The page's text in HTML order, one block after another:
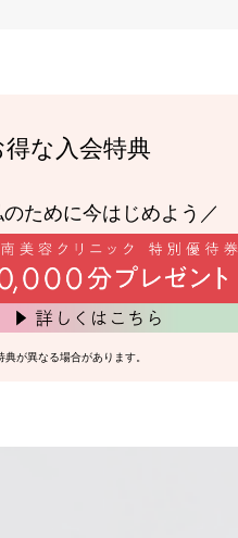
な入会特典
のために今はじめよう／
典が異なる場合があります。